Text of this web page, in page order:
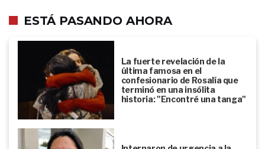
ESTÁ PASANDO AHORA
La fuerte revelación de la
última famosa en el
confesionario de Rosalía que
terminó en una insólita
historia: "Encontré una tanga"